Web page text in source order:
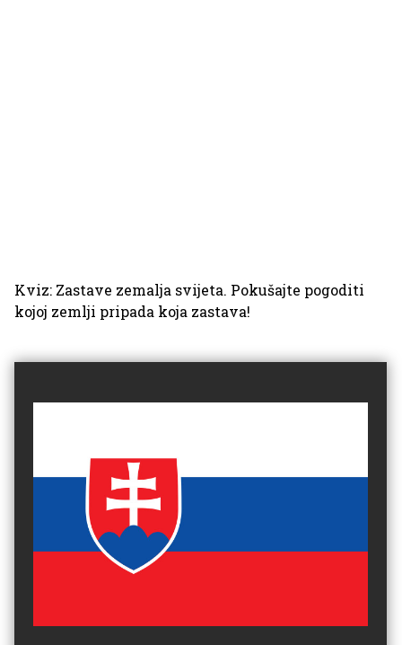
Kviz: Zastave zemalja svijeta. Pokušajte pogoditi
kojoj zemlji pripada koja zastava!